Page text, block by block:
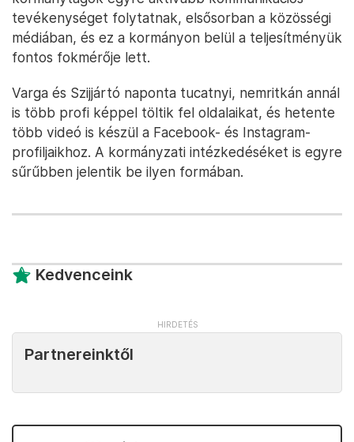
tevékenységet folytatnak, elsősorban a közösségi
médiában, és ez a kormányon belül a teljesítményük
fontos fokmérője lett.
Varga és Szijjártó naponta tucatnyi, nemritkán annál
is több profi képpel töltik fel oldalaikat, és hetente
több videó is készül a Facebook- és Instagram-
profiljaikhoz. A kormányzati intézkedéséket is egyre
sűrűbben jelentik be ilyen formában.
Kedvenceink
Partnereinktől